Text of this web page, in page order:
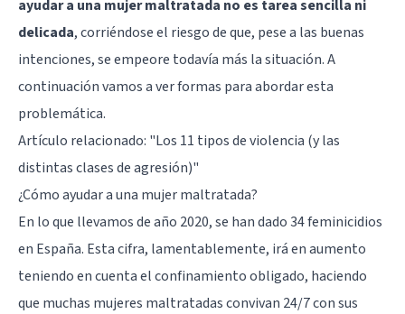
ayudar a una mujer maltratada no es tarea sencilla ni
delicada, corriéndose el riesgo de que, pese a las buenas
intenciones, se empeore todavía más la situación. A
continuación vamos a ver formas para abordar esta
problemática.
Artículo relacionado: "Los 11 tipos de violencia (y las
distintas clases de agresión)"
¿Cómo ayudar a una mujer maltratada?
En lo que llevamos de año 2020, se han dado 34 feminicidios
en España. Esta cifra, lamentablemente, irá en aumento
teniendo en cuenta el confinamiento obligado, haciendo
que muchas mujeres maltratadas convivan 24/7 con sus